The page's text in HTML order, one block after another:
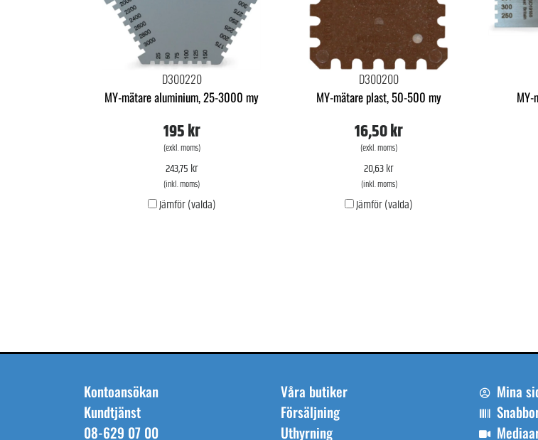
KURSER
FASAD & GOLV
INDUSTRIMÅLNING
KAMPANJER
D300220
MY-mätare aluminium, 25-3000 my
195 kr
(exkl. moms)
243,75 kr
(inkl. moms)
Jämför (valda)
D300200
MY-mätare plast, 50-500 my
16,50 kr
(exkl. moms)
20,63 kr
(inkl. moms)
Jämför (valda)
Kontoansökan
Kundtjänst
08-629 07 00
Våra butiker
Försäljning
Uthyrning
Mina